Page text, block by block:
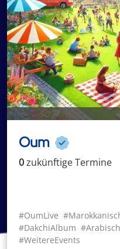
Oum
0zukünftigeTermine
#OumLive
#DakchiAlbum
#WeitereEvents